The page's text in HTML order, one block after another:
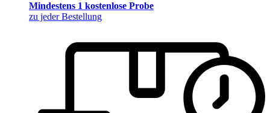
Mindestens 1 kostenlose Probe
zu jeder Bestellung